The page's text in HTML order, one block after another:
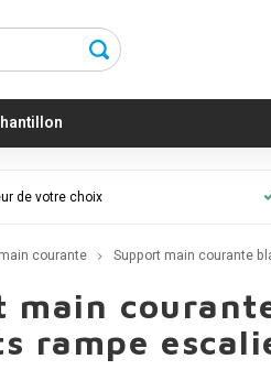
de votre choix
courante Support main courante
main
rampe